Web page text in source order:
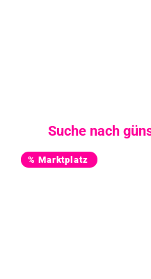
Suche nach
% Marktplatz